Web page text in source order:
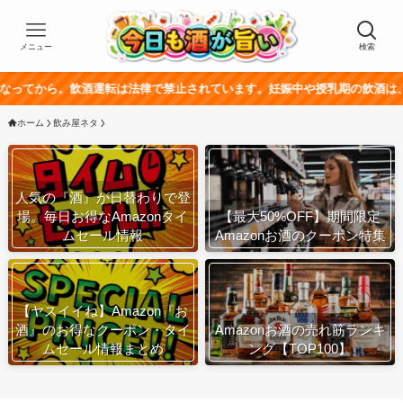
検索
メニュー
運転は法律で禁止されています。妊娠中や授乳期の飲酒は、胎児・乳幼
ホーム 飲み屋ネタ
人気の『酒』が日替わりで登
場。毎日お得なAmazonタイ
ムセール情報
【最大50%OFF】期間限定
Amazonお酒のクーポン特集
【ヤスイイね】Amazon『お
酒』のお得なクーポン・タイ
ムセール情報まとめ
Amazonお酒の売れ筋ランキ
ング【TOP100】